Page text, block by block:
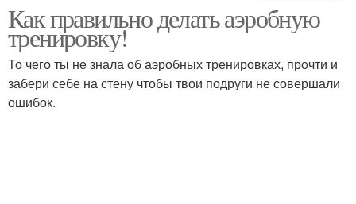
Упражнения для мозга
Анаэробные
упражнения
Как правильно делать аэробную
тренировку!
То чего ты не знала об аэробных тренировках, прочти и
забери себе на стену чтобы твои подруги не совершали
ошибок.